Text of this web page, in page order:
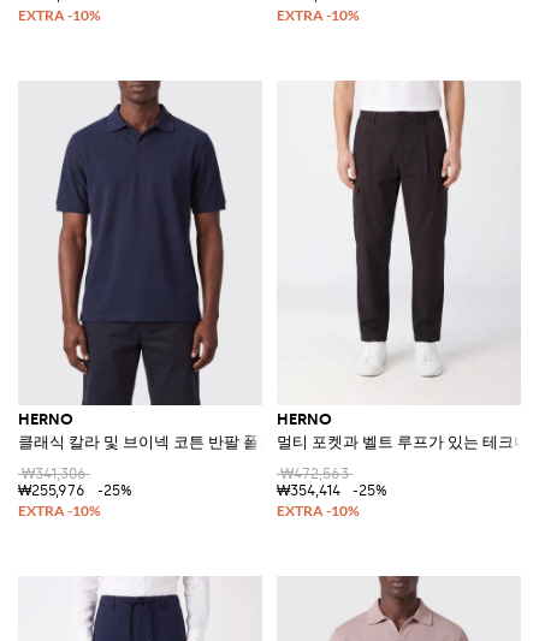
HERNO
클래식 칼라 및 브이넥 코튼 반팔 폴로 셔츠
₩341,306
₩255,976
-25%
HERNO
멀티 포켓과 벨트 루프가 있는 테크니
₩472,563
₩354,414
-25%